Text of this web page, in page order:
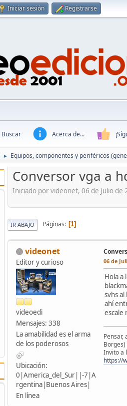
Iniciar sesión Registrarse
Buscar Acerca de...
► Equipos, componentes y periféricos
Conversor vga a
Iniciado por videonet, 06 de Julio de
IR ABAJO Páginas 1
videonet
Editor y curioso
videoedi
Mensajes: 338
La amabilidad es el arma
de los poderosos
Ubicación:
0|America_del_Sur||-7|A
rgentina|Buenos Aires|
En línea
06 de
Hola a
svhs
ahí
escale
Borges)
Invito a
https://